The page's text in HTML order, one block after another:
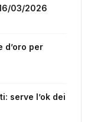
03/2026
d’oro per
serve l’ok dei